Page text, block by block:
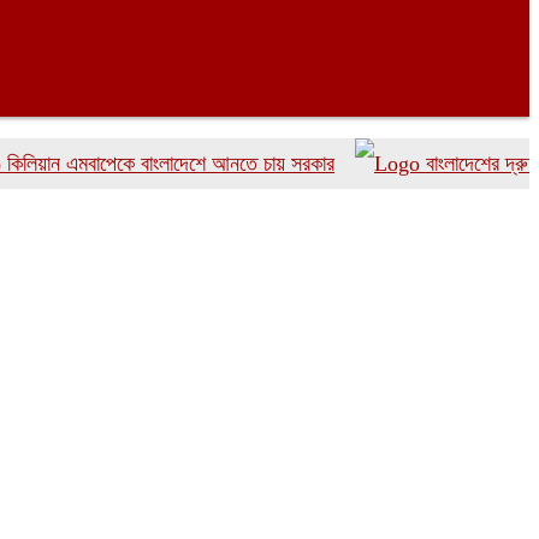
এমবাপেকে বাংলাদেশে আনতে চায় সরকার বাংলাদেশের দ্রুত ৬